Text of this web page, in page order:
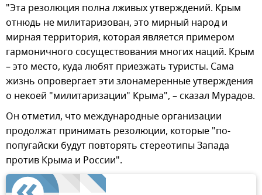
"Эта резолюция полна лживых утверждений. Крым
отнюдь не милитаризован, это мирный народ и
мирная территория, которая является примером
гармоничного сосуществования многих наций. Крым
– это место, куда любят приезжать туристы. Сама
жизнь опровергает эти злонамеренные утверждения
о некоей "милитаризации" Крыма", – сказал Мурадов.
Он отметил, что международные организации
продолжат принимать резолюции, которые "по-
попугайски будут повторять стереотипы Запада
против Крыма и России".